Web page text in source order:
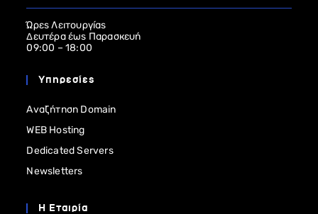
Ώρες Λειτουργίας
Δευτέρα έως Παρασκευή
09:00 – 18:00
Υπηρεσίες
Αναζήτηση Domain
WEB Hosting
Dedicated Servers
Newsletters
Η Εταιρία